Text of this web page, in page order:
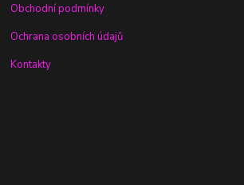
Obchodní podmínky
Ochrana osobních údajů
Kontakty